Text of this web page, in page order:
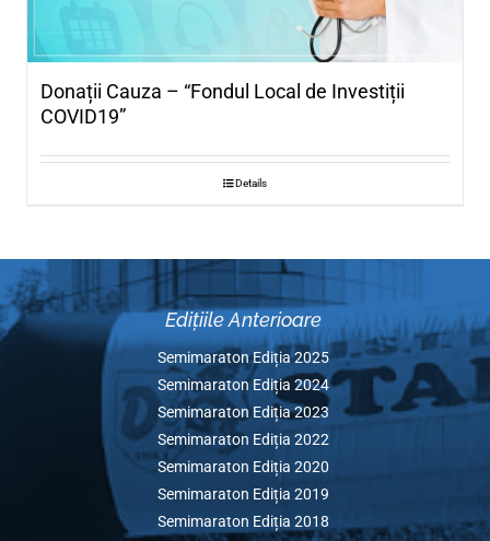
COVID19”
Details
Edițiile Anterioare